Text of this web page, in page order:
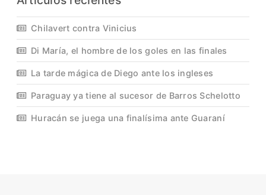
Chilavert contra Vinicius
Di María, el hombre de los goles en las finales
La tarde mágica de Diego ante los ingleses
Paraguay ya tiene al sucesor de Barros Schelotto
Huracán se juega una finalísima ante Guaraní